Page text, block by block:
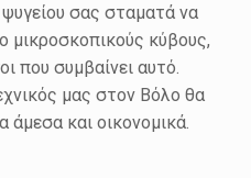
σας σταματά να
μικροσκοπικούς κύβους,
που συμβαίνει αυτό.
μας στον Βόλο θα
και οικονομικά.